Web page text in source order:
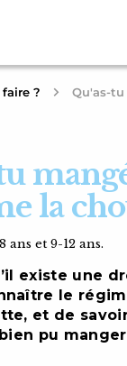
?
Qu'as-
la
et 9-12 ans.
existe une
le
et de
pu